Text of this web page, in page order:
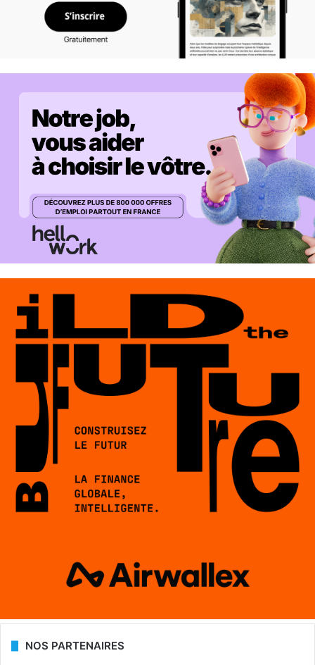
NOS PARTENAIRES